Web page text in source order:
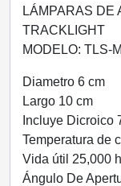
BLACK
ENERGAIN
cantidad
LÁMPARAS DE
TRACKLIGHT
MODELO: TLS-
Diametro 6 cm
Largo 10 cm
Incluye Dicroico
Temperatura de
Vida útil 25,000
Ángulo De